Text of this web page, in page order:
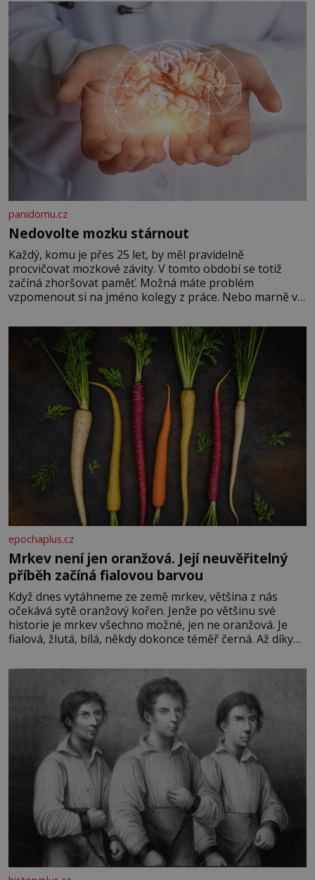
panidomu.cz
Nedovolte mozku stárnout
Každý, komu je přes 25 let, by měl pravidelně
procvičovat mozkové závity. V tomto období se totiž
začíná zhoršovat paměť. Možná máte problém
vzpomenout si na jméno kolegy z práce. Nebo marně v
Je to opravdu tak, s věkem jako kdyby se paměť
rozhodla stávkovat. Cvičte
epochaplus.cz
Mrkev není jen oranžová. Její neuvěřitelný
příběh začíná fialovou barvou
Když dnes vytáhneme ze země mrkev, většina z nás
očekává sytě oranžový kořen. Jenže po většinu své
historie je mrkev všechno možné, jen ne oranžová. Je
fialová, žlutá, bílá, někdy dokonce téměř černá. Až díky
bez které si českou zahradu ani nedokážeme představit.